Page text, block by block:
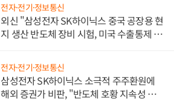
전자·전기·정보통신
외신 "삼성전자 SK하이닉스 중국 공장용 현
지 생산 반도체 장비 시험, 미국 수출통제 대
전자·전기·정보통신
삼성전자 SK하이닉스 소극적 주주환원에
해외 증권가 비판, "반도체 호황 지속성 의